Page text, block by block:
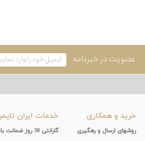
عضویت در خبرنامه
خرید و همکاری
روشهای ارسال و رهگیری
خدمات ایران تایمر
گارانتی 30 روز ضمانت بازگشت